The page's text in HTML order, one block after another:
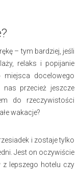
– tym bardziej, jeśli
relaks i popijanie
docelowego
przecież jeszcze
do rzeczywistości
wakacje?
i zostaje tylko
Jest on oczywiście
z lepszego hotelu czy